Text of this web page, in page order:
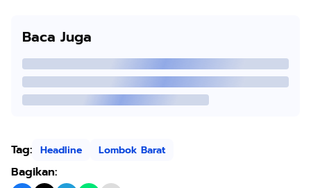
Baca Juga
Tag: Headline Lombok Barat
Bagikan: